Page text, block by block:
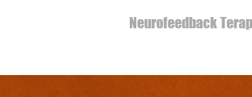
Neurofeedback